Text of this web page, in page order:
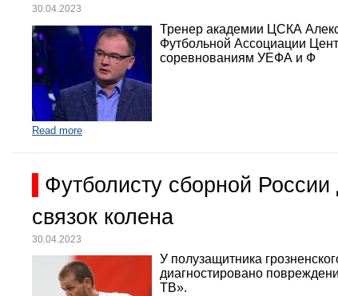
30.04.2023
Тренер академии ЦСКА
Футбольной Ассоциации
соревнованиям УЕФА и Ф
Read more
Футболисту сборной
связок колена
30.04.2023
У полузащитника
диагностировано
ТВ».